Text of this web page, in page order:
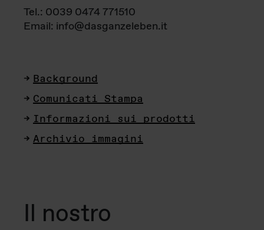
Tel.: 0039 0474 771510
Email: info@dasganzeleben.it
Background
Comunicati Stampa
Informazioni sui prodotti
Archivio immagini
Il nostro